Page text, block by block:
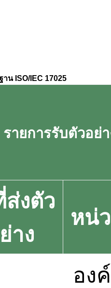
าน ISO/IEC 17025
รายการรับตัวอย่
งตัว
าง
หน่
อง